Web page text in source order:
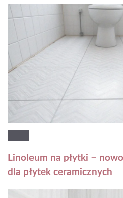
Linoleum na płytki –
dla płytek ceramicznych